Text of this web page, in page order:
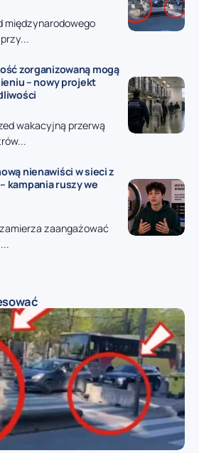
międzynarodowego
zorganizowaną mogą
– nowy projekt
wakacyjną przerwą
nienawiści w sieci z
kampania ruszy we
zaangażować